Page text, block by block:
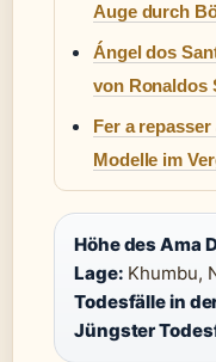
Auge durch
Ángel dos
von Ronaldos
Fer a
Modelle im
Höhe des Ama
Lage: Khumbu,
Todesfälle in
Jüngster